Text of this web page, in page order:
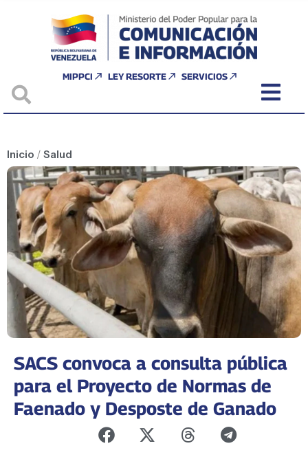
MIPPCI LEY RESORTE SERVICIOS
Inicio / Salud
SACS convoca a consulta pública
para el Proyecto de Normas de
Faenado y Desposte de Ganado